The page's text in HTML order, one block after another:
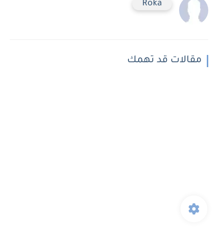
Roka
مقالات قد تهمك